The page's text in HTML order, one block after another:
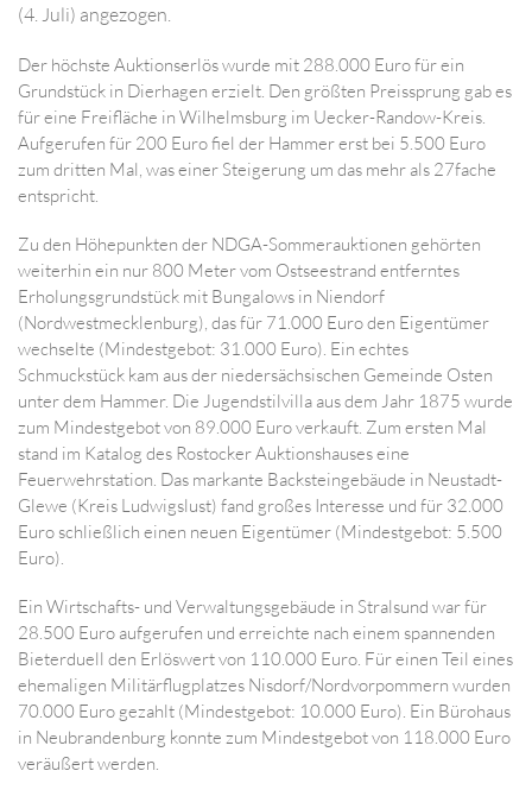
(4. Juli) angezogen.
Der höchste Auktionserlös wurde mit 288.000 Euro für ein
Grundstück in Dierhagen erzielt. Den größten Preissprung gab es
für eine Freifläche in Wilhelmsburg im Uecker-Randow-Kreis.
Aufgerufen für 200 Euro fiel der Hammer erst bei 5.500 Euro
zum dritten Mal, was einer Steigerung um das mehr als 27fache
entspricht.
Zu den Höhepunkten der NDGA-Sommerauktionen gehörten
weiterhin ein nur 800 Meter vom Ostseestrand entferntes
Erholungsgrundstück mit Bungalows in Niendorf
(Nordwestmecklenburg), das für 71.000 Euro den Eigentümer
wechselte (Mindestgebot: 31.000 Euro). Ein echtes
Schmuckstück kam aus der niedersächsischen Gemeinde Osten
unter dem Hammer. Die Jugendstilvilla aus dem Jahr 1875 wurde
zum Mindestgebot von 89.000 Euro verkauft. Zum ersten Mal
stand im Katalog des Rostocker Auktionshauses eine
Feuerwehrstation. Das markante Backsteingebäude in Neustadt-
Glewe (Kreis Ludwigslust) fand großes Interesse und für 32.000
Euro schließlich einen neuen Eigentümer (Mindestgebot: 5.500
Euro).
Ein Wirtschafts- und Verwaltungsgebäude in Stralsund war für
28.500 Euro aufgerufen und erreichte nach einem spannenden
Bieterduell den Erlöswert von 110.000 Euro. Für einen Teil eines
ehemaligen Militärflugplatzes Nisdorf/Nordvorpommern wurden
70.000 Euro gezahlt (Mindestgebot: 10.000 Euro). Ein Bürohaus
in Neubrandenburg konnte zum Mindestgebot von 118.000 Euro
veräußert werden.